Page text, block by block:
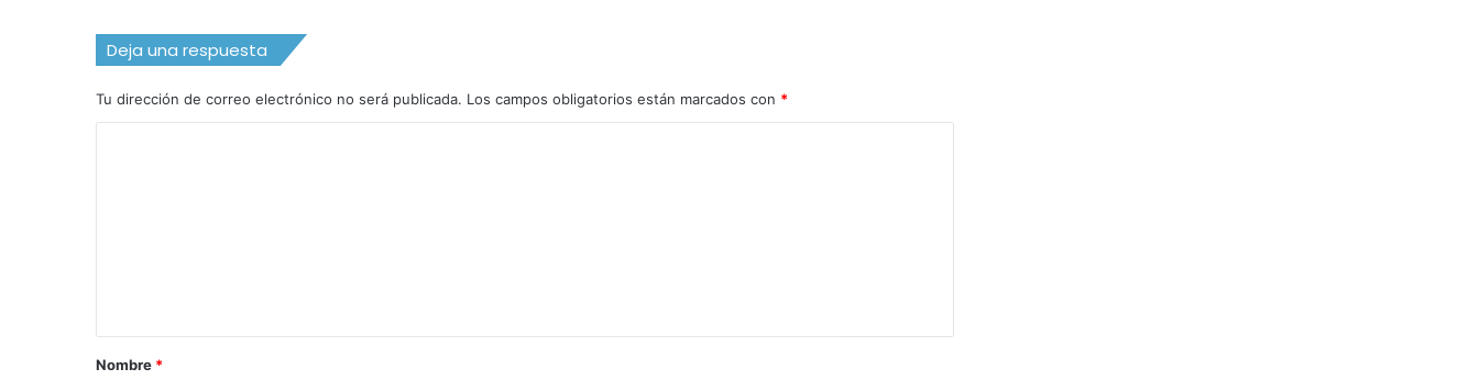
Deja una respuesta
Tu dirección de correo electrónico no será publicada. Los campos obligatorios están marcados con *
a
r
Nombre *